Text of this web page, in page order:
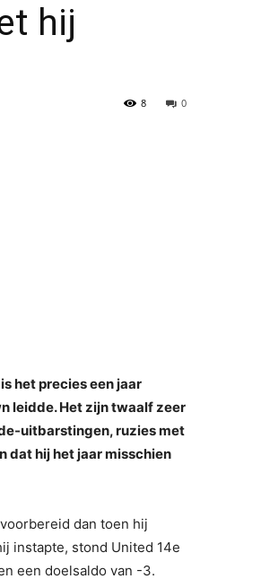
hij
0
8
het precies een jaar
leidde. Het zijn twaalf zeer
uitbarstingen, ruzies met
dat hij het jaar misschien
dan toen hij
instapte, stond United 14e
een doelsaldo van -3.